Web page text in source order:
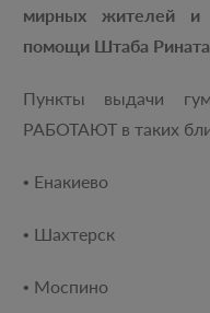
мирных жителей и
помощи Штаба
Пункты выдачи
РАБОТАЮТ в таких
• Енакиево
• Шахтерск
• Моспино